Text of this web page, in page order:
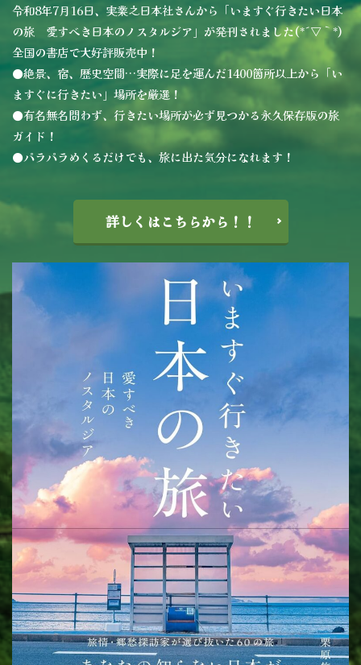
令和8年7月16日、実業之日本社さんから「いますぐ行きたい日本
の旅 愛すべき日本のノスタルジア」が発刊されました(*´▽｀*)
全国の書店で大好評販売中！
●絶景、宿、歴史空間…実際に足を運んだ1400箇所以上から「い
ますぐに行きたい」場所を厳選！
●有名無名問わず、行きたい場所が必ず見つかる永久保存版の旅
ガイド！
●パラパラめくるだけでも、旅に出た気分になれます！
詳しくはこちらから！！